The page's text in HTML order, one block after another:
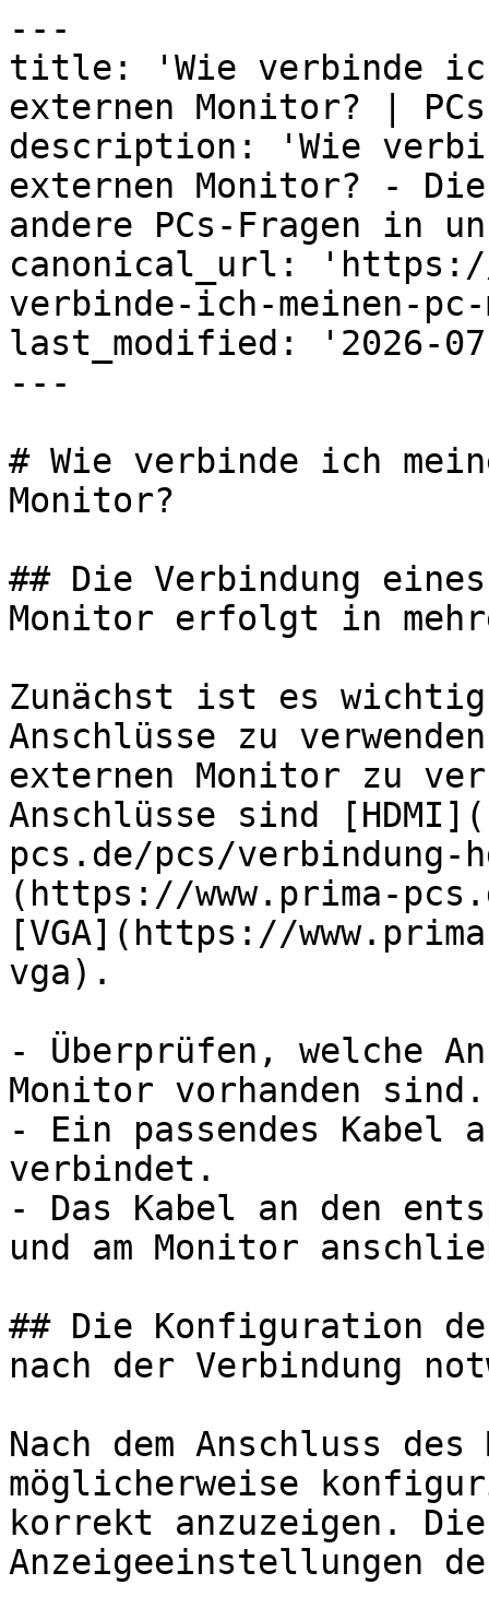
---
title: 'Wie verbinde ich
externen Monitor? |
description: 'Wie
externen Monitor? -
andere PCs-Fragen in
canonical_url: 'https://
verbinde-ich-meinen-
last_modified: '2026-
---
# Wie verbinde ich
Monitor?
## Die Verbindung
Monitor erfolgt in
Zunächst ist es
Anschlüsse zu
externen Monitor zu
Anschlüsse sind
pcs.de/pcs/
(https://www.prima-
[VGA](https://
vga).
- Überprüfen, welche
Monitor vorhanden sind.
- Ein passendes Kabel
verbindet.
- Das Kabel an den
und am Monitor
## Die Konfiguration
nach der Verbindung
Nach dem Anschluss
möglicherweise
korrekt anzuzeigen.
Anzeigeeinstellungen